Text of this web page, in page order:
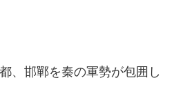
、邯鄲を秦の軍勢が包囲し